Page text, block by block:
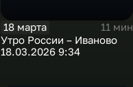
18 марта
11 мин
Утро России – Иваново
18.03.2026 9:34